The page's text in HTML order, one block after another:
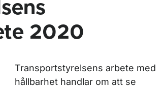
2020
Transportstyrelsens arbete med
hållbarhet handlar om att se